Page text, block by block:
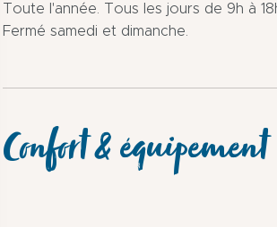
Toute l'année. Tous les jours de 9h à
Fermé samedi et dimanche.
Confort & équipement